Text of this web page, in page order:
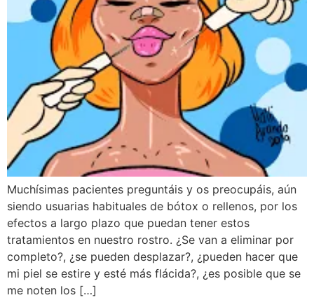
Muchísimas pacientes preguntáis y os preocupáis, aún
siendo usuarias habituales de bótox o rellenos, por los
efectos a largo plazo que puedan tener estos
tratamientos en nuestro rostro. ¿Se van a eliminar por
completo?, ¿se pueden desplazar?, ¿pueden hacer que
mi piel se estire y esté más flácida?, ¿es posible que se
me noten los […]